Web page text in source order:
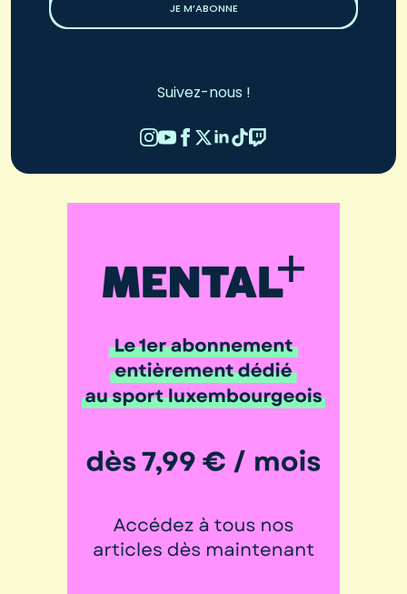
JE M’ABONNE
Suivez-nous !